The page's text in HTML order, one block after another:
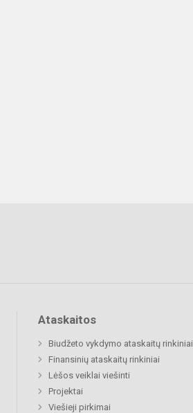
Ataskaitos
Biudžeto vykdymo ataskaitų rinkiniai
Finansinių ataskaitų rinkiniai
Lėšos veiklai viešinti
Projektai
Viešieji pirkimai